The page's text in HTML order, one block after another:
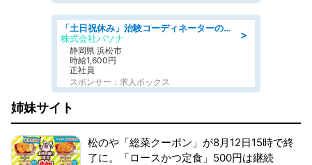
＞
「土日祝休み」治験コーディネーターのお仕事/未経験OK
株式会社パソナ
静岡県 浜松市
時給1,600円
正社員
スポンサー：求人ボックス
姉妹サイト
松のや「総菜クーポン」が8月12日15時で終
了に。「ロースかつ定食」500円は継続